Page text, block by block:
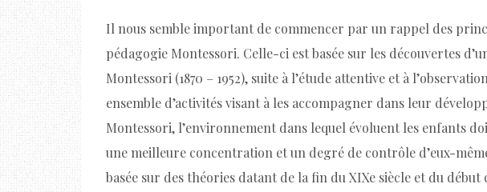
Il nous semble important de commencer par un rappel des
pédagogie Montessori. Celle-ci est basée sur les découvertes
Montessori (1870 – 1952), suite à l’étude attentive et à
ensemble d’activités visant à les accompagner dans leur
Montessori, l’environnement dans lequel évoluent les enfants
une meilleure concentration et un degré de contrôle d’eux-
basée sur des théories datant de la fin du XIXe siècle et du début